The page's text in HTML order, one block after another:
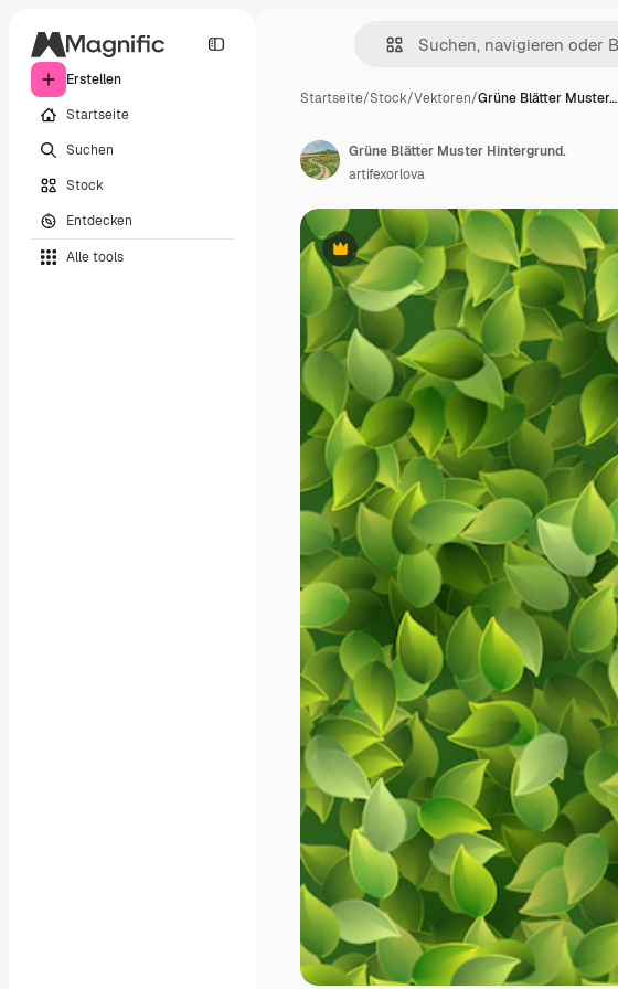
Erstellen
Startseite
Suchen
Stock
Entdecken
Alle tools
Startseite/Stock/Vektoren/Grüne Blätter Muster…
Premium
Grüne Blätter Muster Hintergrund.
artifexorlova